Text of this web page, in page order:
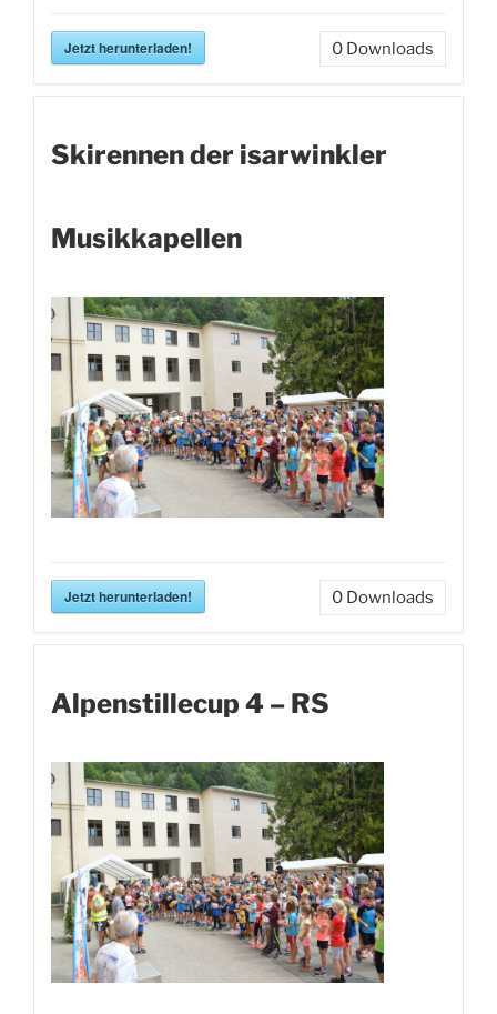
Jetzt herunterladen! 0 Downloads
Skirennen der isarwinkler
Musikkapellen
Jetzt herunterladen! 0 Downloads
Alpenstillecup 4 – RS